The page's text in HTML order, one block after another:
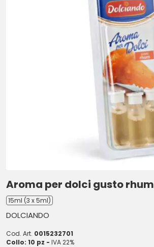
Aroma per dolci gusto rhum
15ml (3 x 5ml)
DOLCIANDO
Cod. Art. 0015232701
Collo: 10 pz - IVA 22%